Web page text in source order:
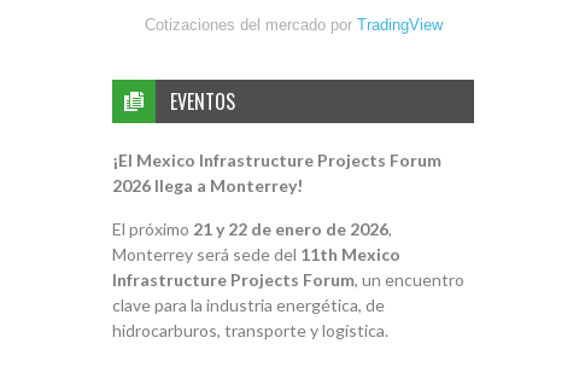
Cotizaciones del mercado por TradingView
EVENTOS
¡El Mexico Infrastructure Projects Forum
2026 llega a Monterrey!
El próximo 21 y 22 de enero de 2026,
Monterrey será sede del 11th Mexico
Infrastructure Projects Forum, un encuentro
clave para la industria energética, de
hidrocarburos, transporte y logística.